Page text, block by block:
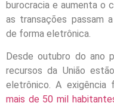
burocracia e aumenta o
as transações passam
de forma eletrônica.
Desde outubro do ano
recursos da União
eletrônico. A exigência
mais de 50 mil